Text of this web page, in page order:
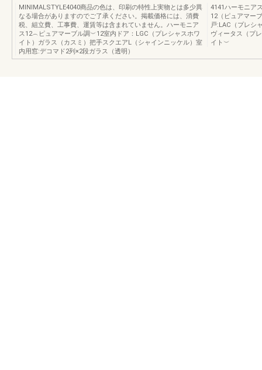
MINIMALSTYLE4040商品の色は、印刷の特性上実物とは多少異
なる場合がありますのでご了承ください。掲載価格には、消費
税、組立費、工事費、運賃等は含まれていません。ハーモニア
ス12︵ピュアマーブル調︶12室内ドア：LGC（プレシャスホワ
イト）ガラス（カスミ）把手スクエアL（シャインニッケル）室
内用窓:デコマド2列×2段ガラス（透明）
4141ハーモニア
12（ピュアマー
戸:LAC（プレシ
ヴィータス（プ
イト︶